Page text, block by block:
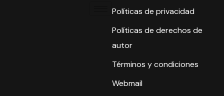
Políticas de privacidad
Políticas de derechos de
autor
Términos y condiciones
Webmail